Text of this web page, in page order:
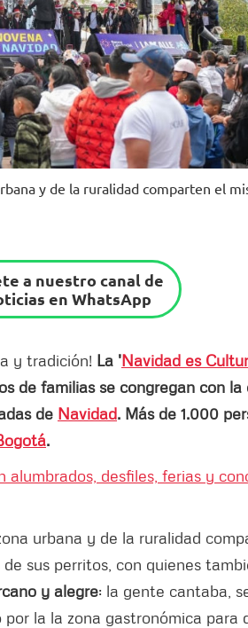
y de la ruralidad comparten el
a nuestro canal de
en WhatsApp
y tradición! La 'Navidad es
de familias se congregan con
de Navidad. Más de 1.000
.
alumbrados, desfiles, ferias y
urbana y de la ruralidad
sus perritos, con quienes
y alegre: la gente cantaba,
la la zona gastronómica para